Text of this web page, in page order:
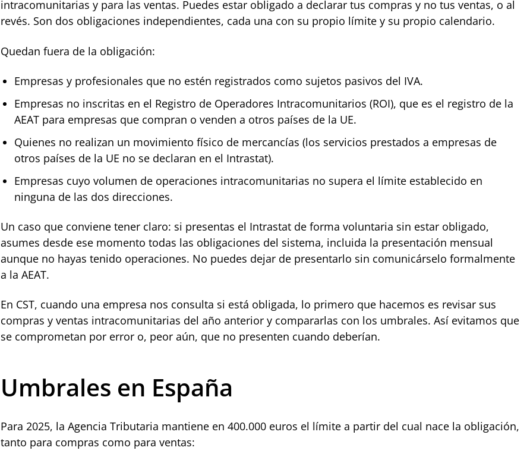
intracomunitarias y para las ventas. Puedes estar obligado a declarar tus compras y no tus ventas, o al
revés. Son dos obligaciones independientes, cada una con su propio límite y su propio calendario.
Quedan fuera de la obligación:
Empresas y profesionales que no estén registrados como sujetos pasivos del IVA.
Empresas no inscritas en el Registro de Operadores Intracomunitarios (ROI), que es el registro de la
AEAT para empresas que compran o venden a otros países de la UE.
Quienes no realizan un movimiento físico de mercancías (los servicios prestados a empresas de
otros países de la UE no se declaran en el Intrastat).
Empresas cuyo volumen de operaciones intracomunitarias no supera el límite establecido en
ninguna de las dos direcciones.
Un caso que conviene tener claro: si presentas el Intrastat de forma voluntaria sin estar obligado,
asumes desde ese momento todas las obligaciones del sistema, incluida la presentación mensual
aunque no hayas tenido operaciones. No puedes dejar de presentarlo sin comunicárselo formalmente
a la AEAT.
En CST, cuando una empresa nos consulta si está obligada, lo primero que hacemos es revisar sus
compras y ventas intracomunitarias del año anterior y compararlas con los umbrales. Así evitamos que
se comprometan por error o, peor aún, que no presenten cuando deberían.
Umbrales en España
Para 2025, la Agencia Tributaria mantiene en 400.000 euros el límite a partir del cual nace la obligación,
tanto para compras como para ventas: